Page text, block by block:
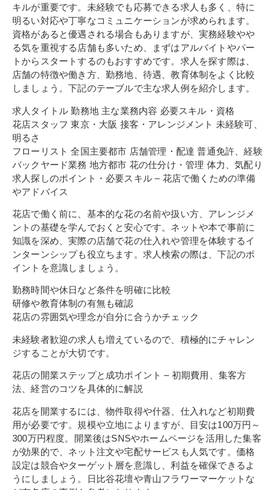
キルが重要です。未経験でも応募できる求人も多く、特に
明るい対応や丁寧なコミュニケーションが求められます。
資格があると優遇される場合もありますが、実務経験やや
る気を重視する店舗も多いため、まずはアルバイトやパー
トからスタートするのもおすすめです。求人を探す際は、
店舗の特徴や働き方、勤務地、待遇、教育体制をよく比較
しましょう。下記のテーブルで主な求人例を紹介します。
求人タイトル 勤務地 主な業務内容 必要スキル・資格
花店スタッフ 東京・大阪 接客・アレンジメント 未経験可、
明るさ
フローリスト 全国主要都市 店舗管理・配達 普通免許、経験
バックヤード業務 地方都市 花の仕分け・管理 体力、気配り
求人探しのポイント・必要スキル – 花店で働くための準備
やアドバイス
花店で働く前に、基本的な花の名前や扱い方、アレンジメ
ントの基礎を学んでおくと安心です。ネットや本で事前に
知識を深め、実際の店舗で花の仕入れや管理を体験するイ
ンターンシップも役立ちます。求人検索の際は、下記のポ
イントを意識しましょう。
勤務時間や休日など条件を明確に比較
研修や教育体制の有無も確認
花店の雰囲気や理念が自分に合うかチェック
未経験者歓迎の求人も増えているので、積極的にチャレン
ジすることが大切です。
花店の開業ステップと成功ポイント – 初期費用、集客方
法、経営のコツを具体的に解説
花店を開業するには、物件取得や什器、仕入れなど初期費
用が必要です。規模や立地によりますが、目安は100万円～
300万円程度。開業後はSNSやホームページを活用した集客
が効果的で、ネット注文や宅配サービスも人気です。価格
設定は競合やターゲット層を意識し、利益を確保できるよ
うにしましょう。日比谷花壇や青山フラワーマーケットな